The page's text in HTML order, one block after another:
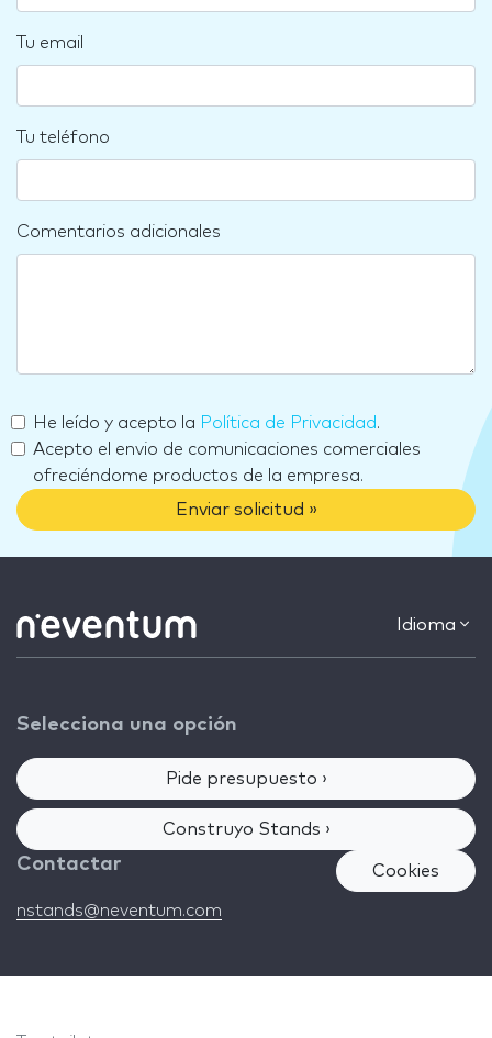
Tu email
Tu teléfono
Comentarios adicionales
He leído y acepto la Política de Privacidad.
Acepto el envio de comunicaciones comerciales
ofreciéndome productos de la empresa.
Enviar solicitud »
Idioma
Selecciona una opción
Pide presupuesto ›
Construyo Stands ›
Contactar
nstands@neventum.com
Cookies